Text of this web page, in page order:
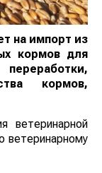
на импорт из
кормов для
кормов,
ветеринарной
ветеринарному